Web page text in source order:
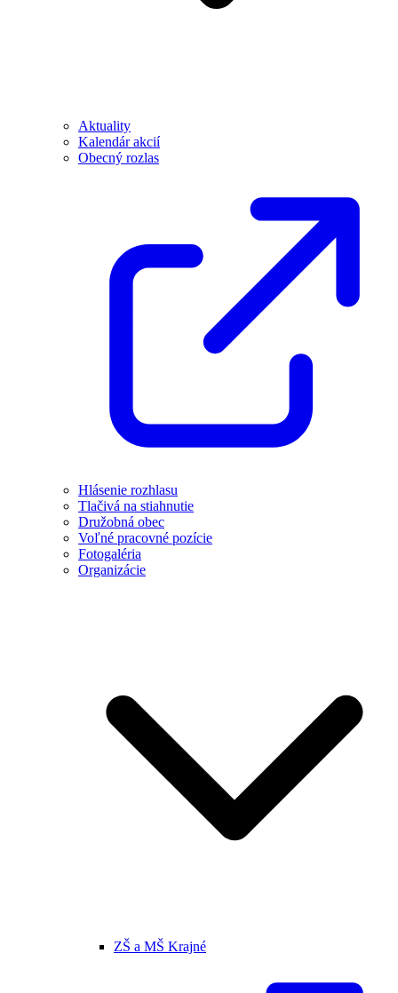
Aktuality
Kalendár akcií
Obecný rozlas
Hlásenie rozhlasu
Tlačivá na stiahnutie
Družobná obec
Voľné pracovné pozície
Fotogaléria
Organizácie
ZŠ a MŠ Krajné